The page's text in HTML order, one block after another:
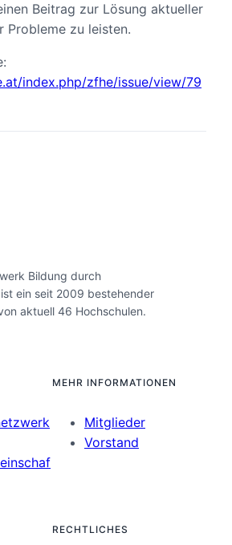
Beitrag zur Lösung aktueller
Probleme zu leisten.
index.php/zfhe/issue/view/79
Bildung durch
ein seit 2009 bestehender
aktuell 46 Hochschulen.
MEHR INFORMATIONEN
Mitglieder
Vorstand
RECHTLICHES